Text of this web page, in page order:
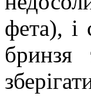
фета), і
бринзя